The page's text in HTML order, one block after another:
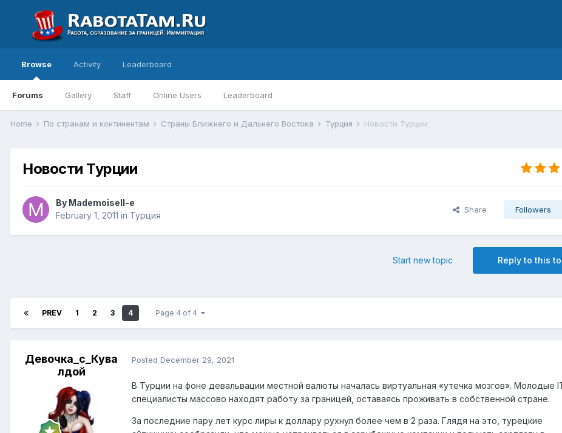
Browse
Forums Gallery Staff Online Users Leaderboard
Activity Leaderboard
Home По странам и континентам Страны Ближнего и Дальнего Востока Турция Новости Турции
Новости Турции
By Mademoisell-e
February 1, 2011 in Турция
Share Followers
Reply to this
Start new topic
PREV 1 2 3 4 Page 4 of 4
Девочка_с_Кува
лдой
Posted December 29, 2021
В Турции на фоне девальвации местной валюты началась виртуальная «утечка мозгов». Молодые
специалисты массово находят работу за границей, оставаясь проживать в собственной стране.
За последние пару лет курс лиры к доллару рухнул более чем в 2 раза. Глядя на это, турецкие